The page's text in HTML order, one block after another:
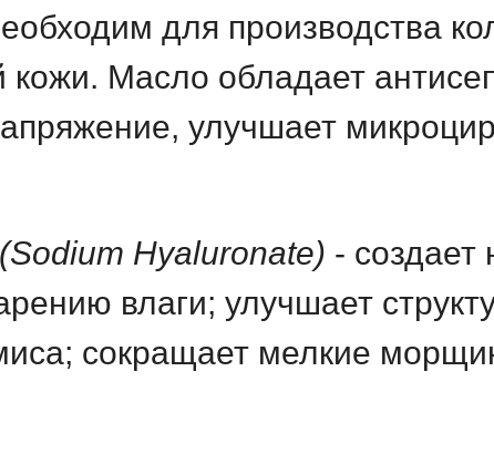
для производства
кожи. Масло обладает
улучшает
(Sodium Hyaluronate) -
влаги; улучшает
сокращает мелкие